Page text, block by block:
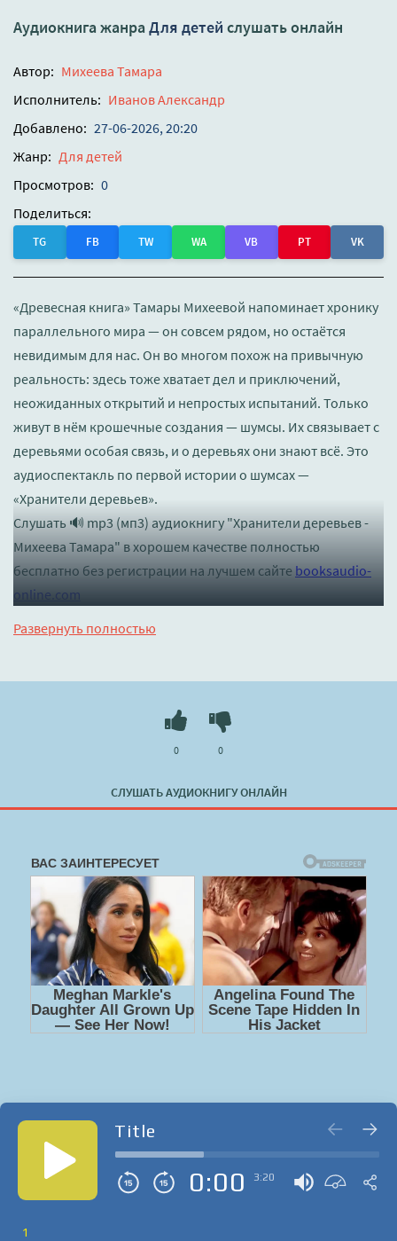
Аудиокнига жанра Для детей слушать онлайн
Автор: Михеева Тамара
Исполнитель: Иванов Александр
Добавлено: 27-06-2026, 20:20
Жанр: Для детей
Просмотров: 0
Поделиться:
TG FB TW WA VB PT VK
«Древесная книга» Тамары Михеевой напоминает хронику
параллельного мира — он совсем рядом, но остаётся
невидимым для нас. Он во многом похож на привычную
реальность: здесь тоже хватает дел и приключений,
неожиданных открытий и непростых испытаний. Только
живут в нём крошечные создания — шумсы. Их связывает с
деревьями особая связь, и о деревьях они знают всё. Это
аудиоспектакль по первой истории о шумсах —
«Хранители деревьев».
Слушать 🔊 mp3 (мп3) аудиокнигу "Хранители деревьев -
Михеева Тамара" в хорошем качестве полностью
бесплатно без регистрации на лучшем сайте booksaudio-
online.com
Развернуть полностью
СЛУШАТЬ АУДИОКНИГУ ОНЛАЙН
0 0
Title
0:00 3:20
1